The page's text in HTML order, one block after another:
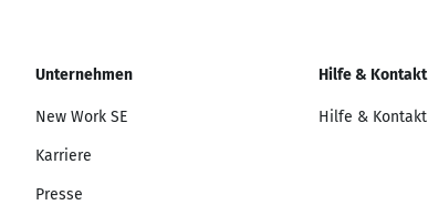
Unternehmen
New Work SE
Karriere
Presse
Hilfe & Kontakt
Hilfe & Kontakt